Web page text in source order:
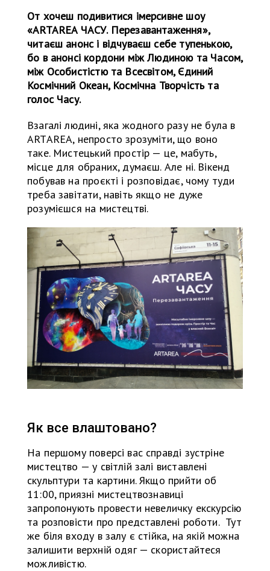
От хочеш подивитися імерсивне шоу
«ARTAREA ЧАСУ. Перезавантаження»,
читаєш анонс і відчуваєш себе тупенькою,
бо в анонсі кордони між Людиною та Часом,
між Особистістю та Всесвітом, Єдиний
Космічний Океан, Космічна Творчість та
голос Часу.
Взагалі людині, яка жодного разу не була в
ARTAREA, непросто зрозуміти, що воно
таке. Мистецький простір — це, мабуть,
місце для обраних, думаєш. Але ні. Вікенд
побував на проєкті і розповідає, чому туди
треба завітати, навіть якщо не дуже
розумієшся на мистецтві.
Як все влаштовано?
На першому поверсі вас справді зустріне
мистецтво — у світлій залі виставлені
скульптури та картини. Якщо прийти об
11:00, приязні мистецтвознавиці
запропонують провести невеличку екскурсію
та розповісти про представлені роботи. Тут
же біля входу в залу є стійка, на якій можна
залишити верхній одяг — скористайтеся
можливістю.